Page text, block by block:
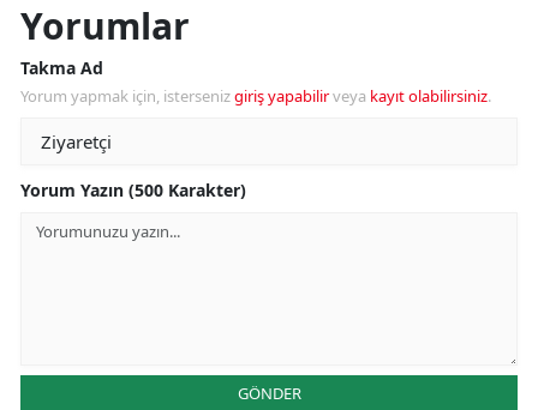
Yorumlar
Takma Ad
Yorum yapmak için, istersenizgiriş yapabilirveya kayıt olabilirsiniz.
Yorum Yazın (500 Karakter)
GÖNDER